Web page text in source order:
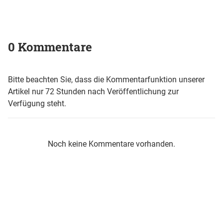
0 Kommentare
Bitte beachten Sie, dass die Kommentarfunktion unserer
Artikel nur 72 Stunden nach Veröffentlichung zur
Verfügung steht.
Noch keine Kommentare vorhanden.